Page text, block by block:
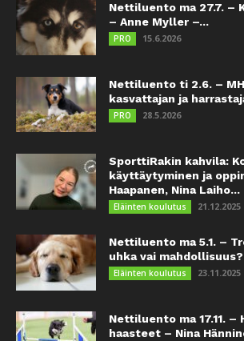
Nettiluento ma 27.7. –
– Anne Myller –...
PRO 15.6.2026
Nettiluento ti 2.6. –
kasvattajan ja
PRO 28.5.2026
SporttiRakin kahvila:
käyttäytyminen ja
Haapanen, Nina Laiho...
Eläinten koulutus 21.12.2025
Nettiluento ma 5.1. –
uhka vai
Eläinten koulutus 23.11.2025
Nettiluento ma 17.11. –
haasteet – Nina